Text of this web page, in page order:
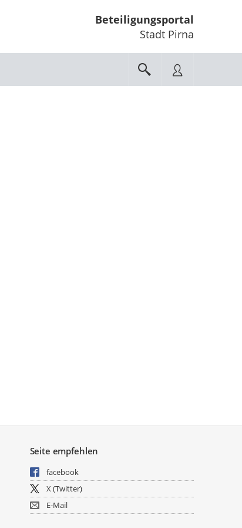
Beteiligungsportal
Stadt Pirna
Seite empfehlen
facebook
X (Twitter)
E-Mail